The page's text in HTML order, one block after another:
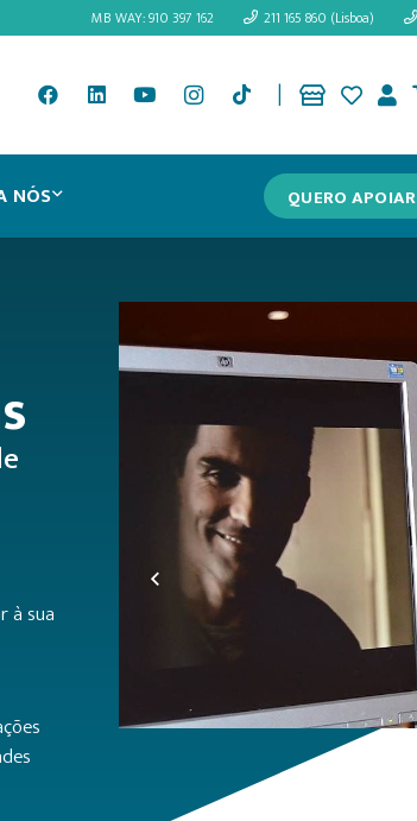
MB WAY: 910 397 162 211 165 860 (Lisboa)
|
NÓS QUERO APOIAR
à sua